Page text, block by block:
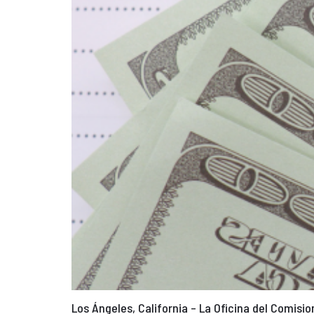
Los Ángeles, California – La Oficina del